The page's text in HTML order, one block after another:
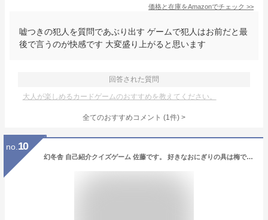
価格と在庫をAmazonでチェック >>
嘘つきの犯人を質問であぶり出す ゲームで犯人はお前だと最
後で言うのが快感です 大変盛り上がると思います
回答された質問
大人が楽しめるカードゲームのおすすめを教えてください。
全てのおすすめコメント (1件) >
no. 10
幻冬舎 自己紹介クイズゲーム 佐藤です。 好きなおにぎりの具は梅です。 8歳以上